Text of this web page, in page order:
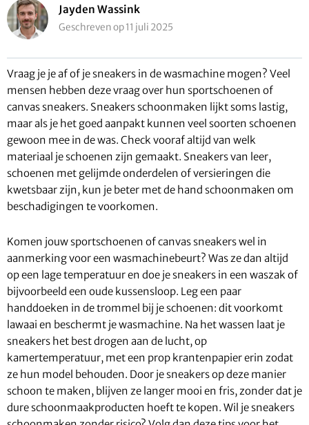
Jayden Wassink
Geschreven op 11 juli 2025
Vraag je je af of je sneakers in de wasmachine mogen? Veel
mensen hebben deze vraag over hun sportschoenen of
canvas sneakers. Sneakers schoonmaken lijkt soms lastig,
maar als je het goed aanpakt kunnen veel soorten schoenen
gewoon mee in de was. Check vooraf altijd van welk
materiaal je schoenen zijn gemaakt. Sneakers van leer,
schoenen met gelijmde onderdelen of versieringen die
kwetsbaar zijn, kun je beter met de hand schoonmaken om
beschadigingen te voorkomen.
Komen jouw sportschoenen of canvas sneakers wel in
aanmerking voor een wasmachinebeurt? Was ze dan altijd
op een lage temperatuur en doe je sneakers in een waszak of
bijvoorbeeld een oude kussensloop. Leg een paar
handdoeken in de trommel bij je schoenen: dit voorkomt
lawaai en beschermt je wasmachine. Na het wassen laat je
sneakers het best drogen aan de lucht, op
kamertemperatuur, met een prop krantenpapier erin zodat
ze hun model behouden. Door je sneakers op deze manier
schoon te maken, blijven ze langer mooi en fris, zonder dat je
dure schoonmaakproducten hoeft te kopen. Wil je sneakers